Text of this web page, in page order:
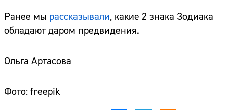
Ранее мы рассказывали, какие 2 знака Зодиака
обладают даром предвидения.
Ольга Артасова
Фото: freepik